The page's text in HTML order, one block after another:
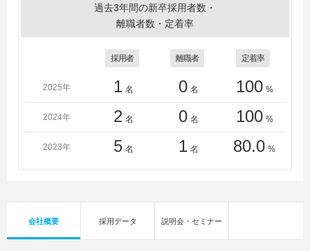
過去3年間の新卒採用者数・
離職者数・定着率
採用者 離職者 定着率
2025年 1 名 0 名 100 %
2024年 2 名 0 名 100 %
2023年 5 名 1 名 80.0 %
会社概要 採用データ 説明会・セミナー